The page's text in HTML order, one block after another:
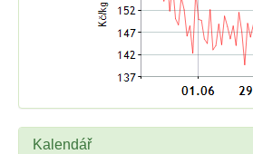
Kalendář